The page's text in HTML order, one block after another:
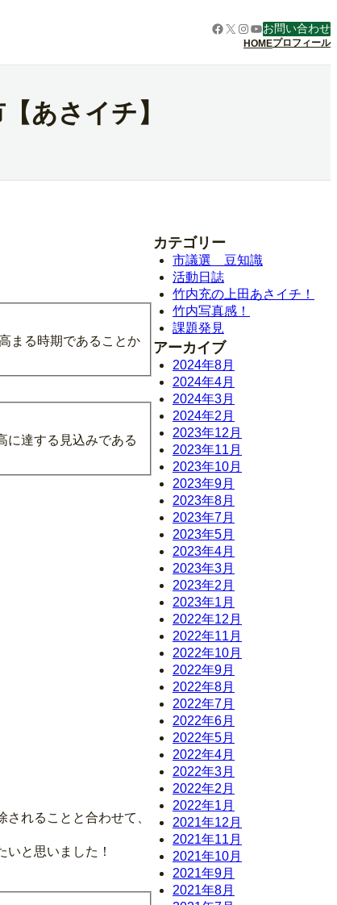
Facebook
X Instagram
YouTube
お問い合わせ
HOMEプロフィール
あさイチ】
まる時期であることか
に達する見込みである
れることと合わせて、
と思いました！
カテゴリー
市議選 豆知識
活動日誌
竹内充の上田あさイチ！
竹内写真感！
課題発見
アーカイブ
2024年8月
2024年4月
2024年3月
2024年2月
2023年12月
2023年11月
2023年10月
2023年9月
2023年8月
2023年7月
2023年5月
2023年4月
2023年3月
2023年2月
2023年1月
2022年12月
2022年11月
2022年10月
2022年9月
2022年8月
2022年7月
2022年6月
2022年5月
2022年4月
2022年3月
2022年2月
2022年1月
2021年12月
2021年11月
2021年10月
2021年9月
2021年8月